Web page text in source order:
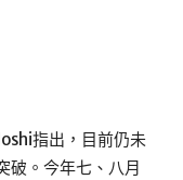
指出，目前仍未
破。今年七、八月